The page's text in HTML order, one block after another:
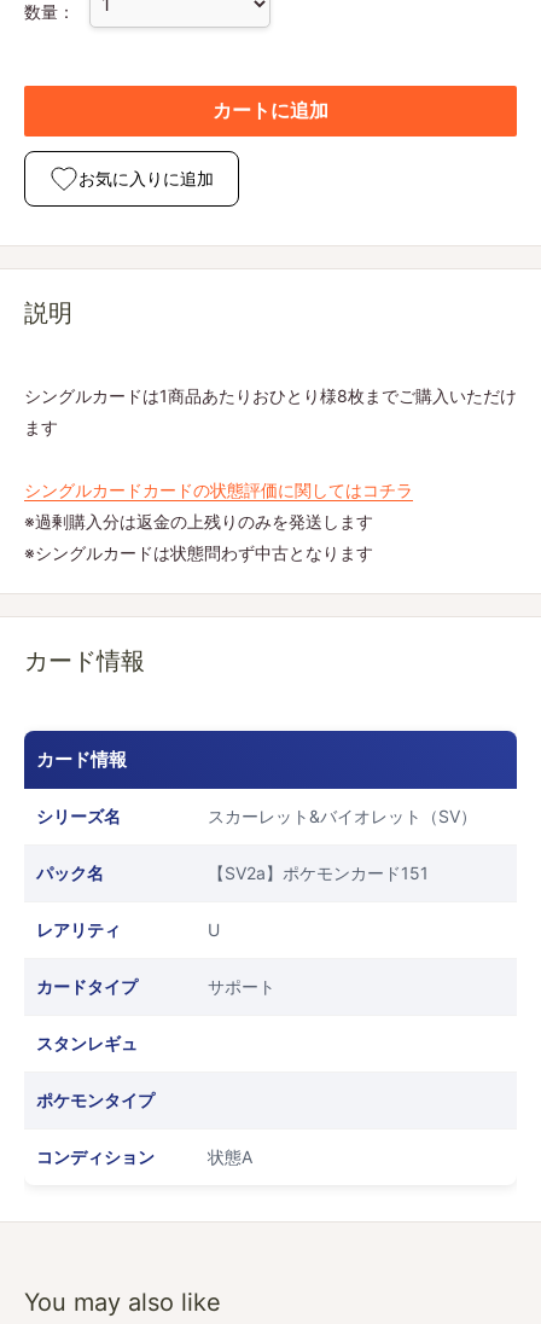
数量：
カートに追加
お気に入りに追加
説明
シングルカードは1商品あたりおひとり様8枚までご購入いただけ
ます
シングルカードカードの状態評価に関してはコチラ
※過剰購入分は返金の上残りのみを発送します
※シングルカードは状態問わず中古となります
カード情報
カード情報
シリーズ名 スカーレット&バイオレット（SV）
パック名 【SV2a】ポケモンカード151
レアリティ U
カードタイプ サポート
スタンレギュ
ポケモンタイプ
コンディション 状態A
You may also like